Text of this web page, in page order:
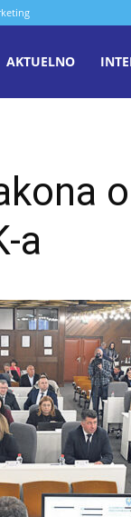
AKTUELNO
a